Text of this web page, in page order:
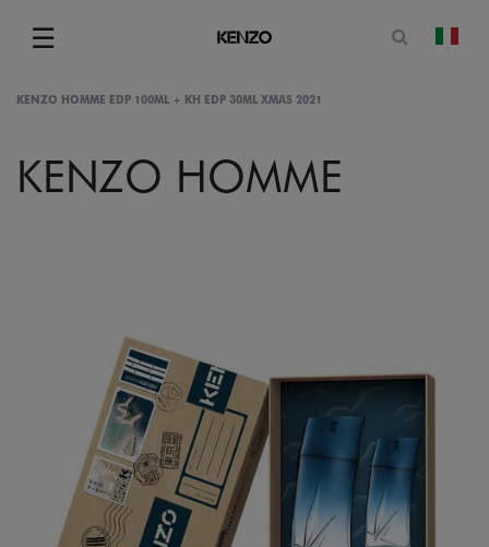
☰
Menu
Apri il
KENZO HOMME EDP 100ML + KH EDP 30ML XMAS 2021
KENZO HOMME